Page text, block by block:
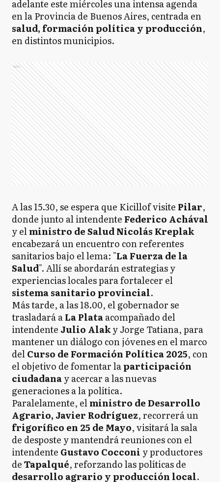
adelante este miércoles una intensa agenda
en la Provincia de Buenos Aires, centrada en
salud, formación política y producción,
en distintos municipios.
Ads
A las 15.30, se espera que Kicillof visite Pilar,
donde junto al intendente Federico Achával
y elministro de Salud Nicolás Kreplak
encabezará un encuentro con referentes
sanitarios bajo el lema: "La Fuerza de la
Salud". Allí se abordarán estrategias y
experiencias locales para fortalecer el
sistema sanitario provincial.
Más tarde, a las 18.00, el gobernador se
trasladará aLa Plataacompañado del
intendente Julio Alaky Jorge Tatiana, para
mantener un diálogo con jóvenes en el marco
delCurso de Formación Política 2025, con
el objetivo de fomentar laparticipación
ciudadanay acercar a las nuevas
generaciones a la política.
Paralelamente, elministro de Desarrollo
Agrario, Javier Rodríguez, recorrerá un
frigorífico en 25 de Mayo, visitará la sala
de desposte y mantendrá reuniones con el
intendente Gustavo Cocconi y productores
deTapalqué, reforzando las políticas de
desarrollo agrario y producción local.